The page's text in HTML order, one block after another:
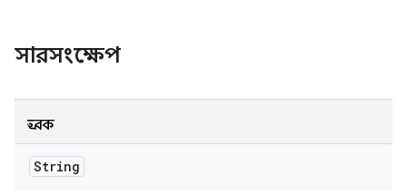
সারসংক্ষেপ
ধ্রুবক
String